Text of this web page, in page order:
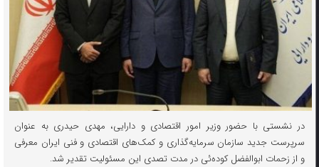
در نشستی با حضور وزیر امور اقتصادی و دارایی، مهدی حیدری به عنوان
سرپرست جدید سازمان سرمایه‌گذاری و کمک‌های اقتصادی و فنی ایران معرفی
و از زحمات ابوالفضل کوده‌ئی در مدت تصدی این مسئولیت تقدیر شد.